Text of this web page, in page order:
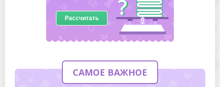
Рассчитать
САМОЕ ВАЖНОЕ